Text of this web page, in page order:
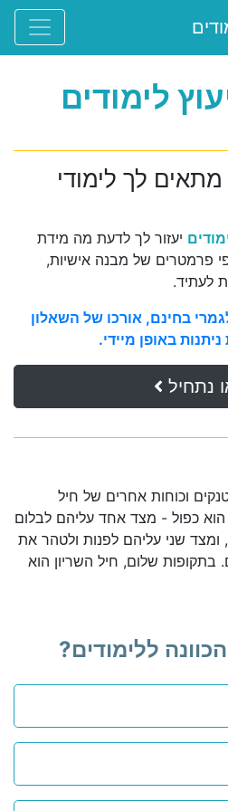
לימודים
לך לימודי
יעזור לך לדעת מה מידת
פרמטרים של מבנה אישיות,
לעתיד.
בחינם, אורכו של השאלון
באופן מיידי.
נתחיל
וכוחות אחרים של חיל
הוא כפול - מצד אחד עליהם לבלום
ומצד שני עליהם לפנות ולטהר את
שלום, חיל השריון הוא
ללימודים?